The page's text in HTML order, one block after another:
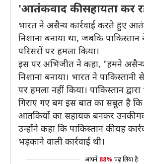
'आतंकवाद की सहायता कर
भारत ने असैन्य कार्रवाई करते हुए
निशाना बनाया था, जबकि
परिसरों पर हमला किया।
इस पर अभिजीत ने कहा, "हमने असैन्य
निशाना बनाया। भारत ने पाकिस्तानी
पर हमला नहीं किया। पाकिस्तान
गिराए गए बम इस बात का सबूत है कि
आतंकियों का सहायक बनकर उनकी
उन्होंने कहा कि पाकिस्तान की यह
भड़काने वाली कार्रवाई थी।
आपने 88% पढ़ लिया है